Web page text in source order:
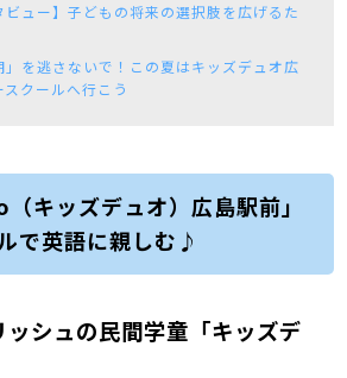
ビュー】子どもの将来の選択肢を広げるた
」を逃さないで！この夏はキッズデュオ広
クールへ行こう
キッズデュオ）広島駅前」
で英語に親しむ♪
シュの民間学童「キッズデ